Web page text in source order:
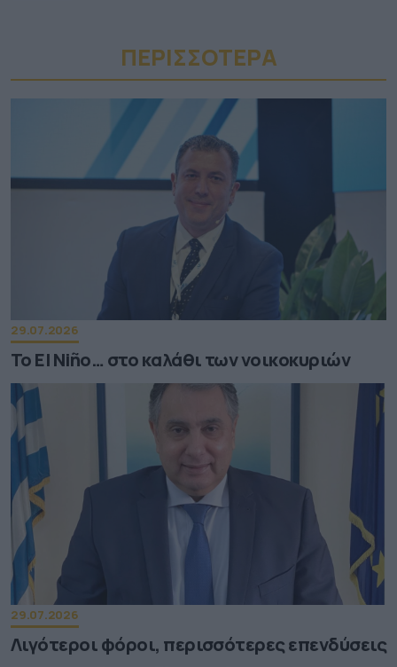
ΠΕΡΙΣΣΟΤΕΡA
29.07.2026
Το El Niño… στο καλάθι των νοικοκυριών
29.07.2026
Λιγότεροι φόροι, περισσότερες επενδύσεις